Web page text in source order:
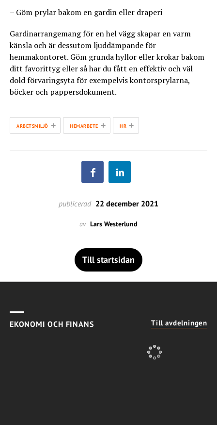
– Göm prylar bakom en gardin eller draperi
Gardinarrangemang för en hel vägg skapar en varm
känsla och är dessutom ljuddämpande för
hemmakontoret. Göm grunda hyllor eller krokar bakom
ditt favorittyg eller så har du fått en effektiv och väl
dold förvaringsyta för exempelvis kontorsprylarna,
böcker och pappersdokument.
ARBETSMILJÖ + HEMARBETE + HR +
publicerad 22 december 2021
av Lars Westerlund
Till startsidan
EKONOMI OCH FINANS Till avdelningen